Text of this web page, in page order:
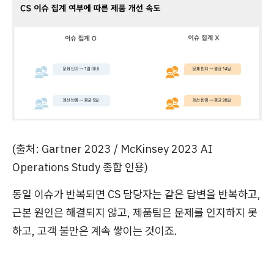
(출처: Gartner 2023 / McKinsey 2023 AI
Operations Study 종합 인용)
동일 이슈가 반복되면 CS 담당자는 같은 답변을 반복하고,
근본 원인은 해결되지 않고, 제품팀은 문제를 인지하지 못
하고, 고객 불만은 계속 쌓이는 것이죠.